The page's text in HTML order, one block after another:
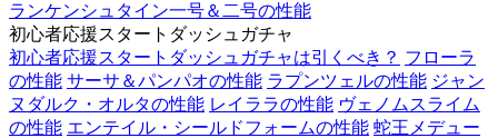
ランケンシュタイン一号＆二号の性能
初心者応援スタートダッシュガチャ
初心者応援スタートダッシュガチャは引くべき？ フローラ
の性能 サーサ＆パンパオの性能 ラプンツェルの性能 ジャン
ヌダルク・オルタの性能 レイララの性能 ヴェノムスライム
の性能 エンテイル・シールドフォームの性能 蛇王メデュー